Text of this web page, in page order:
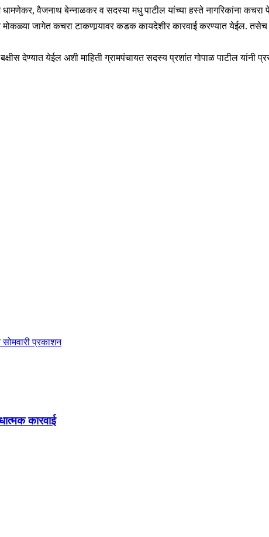
वैजनाथ बेन्नाळकर व सदस्या मधु पाटील यांच्या हस्ते नागरिकांना
मोकळ्या जागेत कचरा टाकणार्‍यावर कडक कायदेशीर कारवाई करण्यात येईल.
देण्यात येईल अशी माहिती ग्रामपंचायत सदस्य प्रशांत गोपाळ पाटील यांनी
प्रकाशन
कारवाई